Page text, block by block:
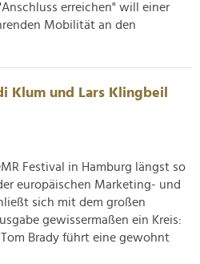
erreichen" will einer
Mobilität an den
Klum und Lars Klingbeil
Festival in Hamburg längst so
europäischen Marketing- und
sich mit dem großen
gewissermaßen ein Kreis:
Brady führt eine gewohnt